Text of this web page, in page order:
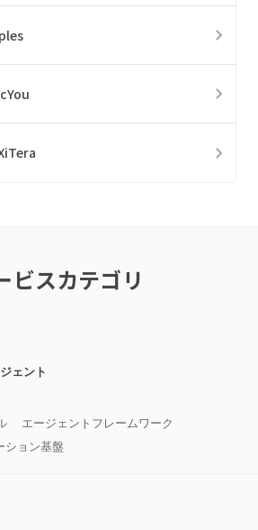
ビスカテゴリ
ェント
エージェントフレームワーク
ション基盤